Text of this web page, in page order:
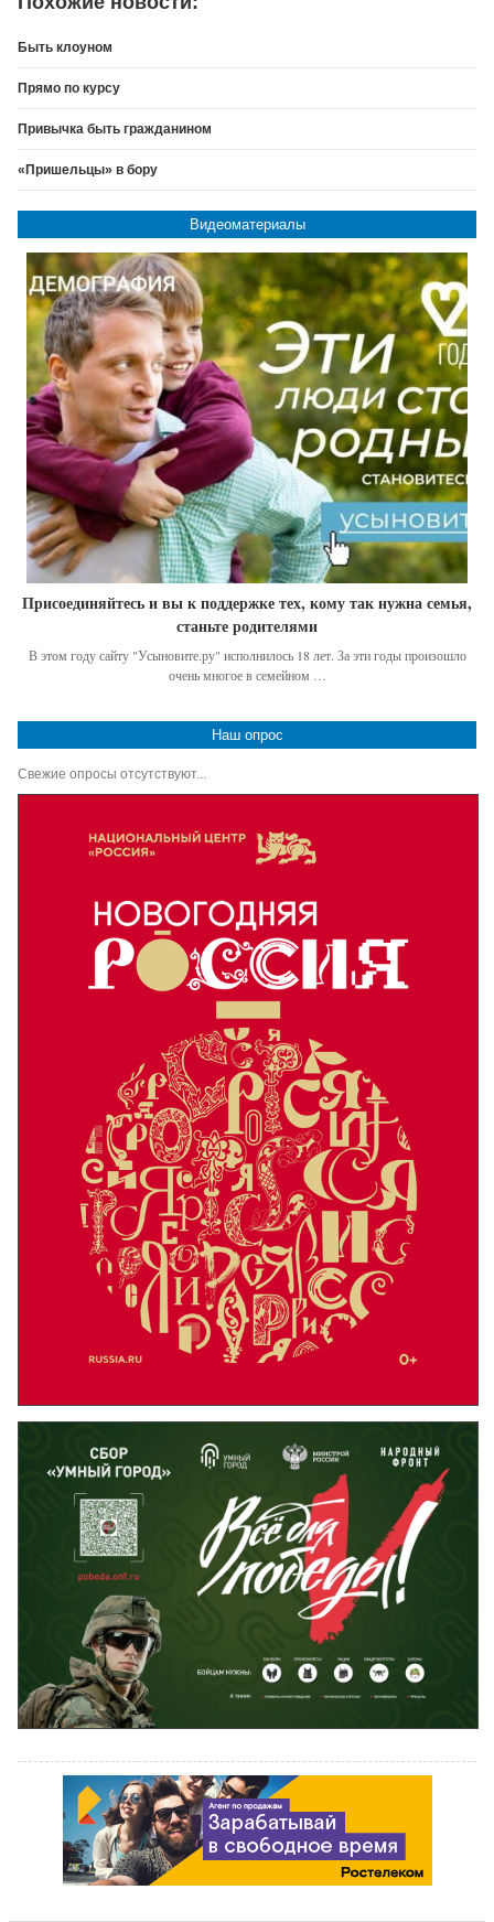
Быть клоуном
Прямо по курсу
Привычка быть гражданином
«Пришельцы» в бору
Видеоматериалы
Присоединяйтесь и вы к поддержке тех, кому так нужна семья,
станьте родителями
В этом году сайту "Усыновите.ру" исполнилось 18 лет. За эти годы произошло
очень многое в семейном …
Наш опрос
Свежие опросы отсутствуют...